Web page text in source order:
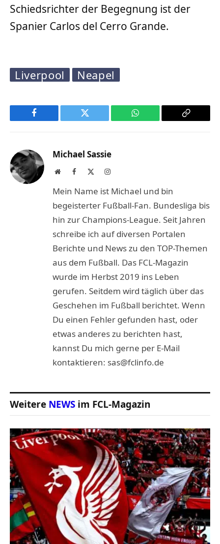
Schiedsrichter der Begegnung ist der
Spanier Carlos del Cerro Grande.
Liverpool Neapel
Facebook Twitter WhatsApp
Copy
Michael Sassie
WebsiteFacebook Instagram
Mein Name ist Michael und bin
begeisterter Fußball-Fan. Bundesliga bis
hin zur Champions-League. Seit Jahren
schreibe ich auf diversen Portalen
Berichte und News zu den TOP-Themen
aus dem Fußball. Das FCL-Magazin
wurde im Herbst 2019 ins Leben
gerufen. Seitdem wird täglich über das
Geschehen im Fußball berichtet. Wenn
Du einen Fehler gefunden hast, oder
etwas anderes zu berichten hast,
kannst Du mich gerne per E-Mail
kontaktieren: sas@fclinfo.de
Weitere NEWS im FCL-Magazin